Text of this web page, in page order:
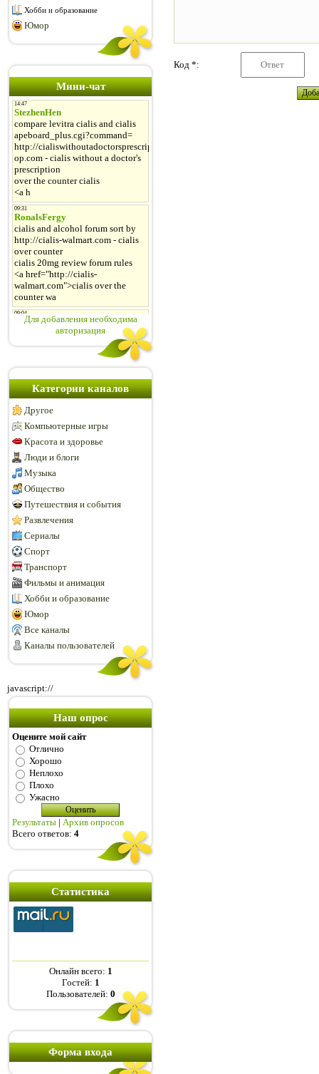
Хобби и образование
Юмор
Мини-чат
Для добавления необходима
авторизация
Категории каналов
Другое
Компьютерные игры
Красота и здоровье
Люди и блоги
Музыка
Общество
Путешествия и события
Развлечения
Сериалы
Спорт
Транспорт
Фильмы и анимация
Хобби и образование
Юмор
Все каналы
Каналы пользователей
javascript://
Наш опрос
Оцените мой сайт
Отлично
Хорошо
Неплохо
Плохо
Ужасно
Результаты | Архив опросов
Всего ответов: 4
Статистика
Онлайн всего: 1
Гостей: 1
Пользователей: 0
Форма входа
Код *: